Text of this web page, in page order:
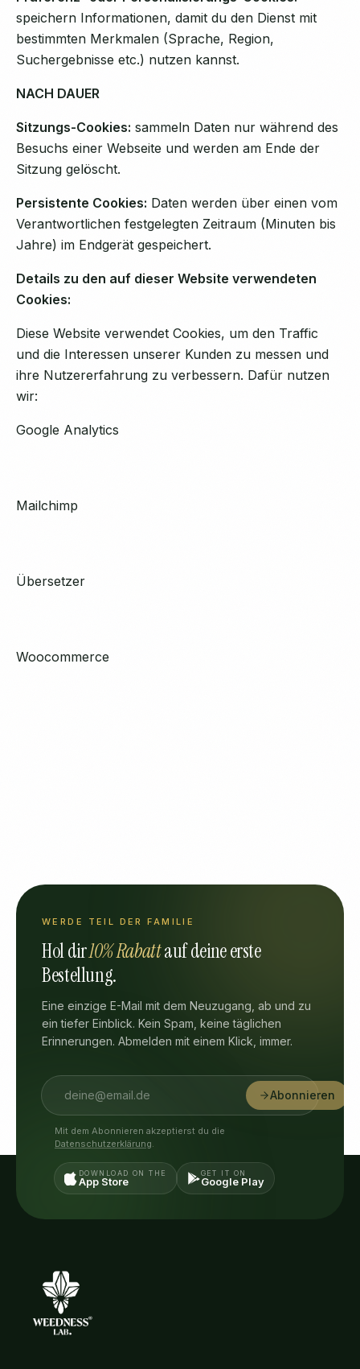
speichern Informationen, damit du den Dienst mit
bestimmten Merkmalen (Sprache, Region,
Suchergebnisse etc.) nutzen kannst.
NACH DAUER
Sitzungs-Cookies: sammeln Daten nur während des
Besuchs einer Webseite und werden am Ende der
Sitzung gelöscht.
Persistente Cookies: Daten werden über einen vom
Verantwortlichen festgelegten Zeitraum (Minuten bis
Jahre) im Endgerät gespeichert.
Details zu den auf dieser Website verwendeten
Cookies:
Diese Website verwendet Cookies, um den Traffic
und die Interessen unserer Kunden zu messen und
ihre Nutzererfahrung zu verbessern. Dafür nutzen
wir:
Google Analytics
Mailchimp
Übersetzer
Woocommerce
WERDE TEIL DER FAMILIE
Hol dir10% Rabattauf deine erste
Bestellung.
Eine einzige E-Mail mit dem Neuzugang, ab und zu
ein tiefer Einblick. Kein Spam, keine täglichen
Erinnerungen. Abmelden mit einem Klick, immer.
Abonnieren
Mit dem Abonnieren akzeptierst du die
Datenschutzerklärung
DOWNLOAD ON THE
App Store
GET IT ON
Google Play